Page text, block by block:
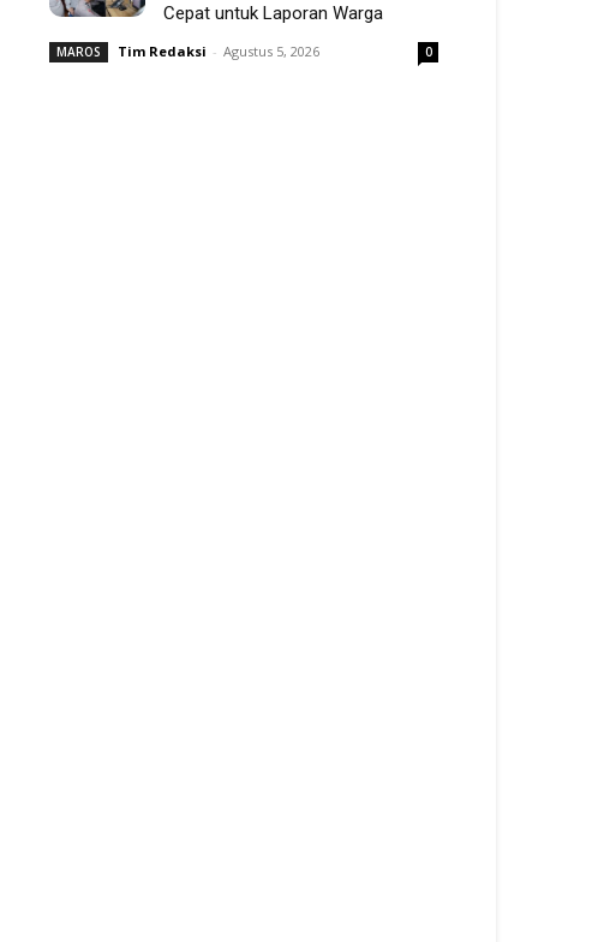
Cepat untuk Laporan Warga
MAROS Tim Redaksi - Agustus 5, 2026 0